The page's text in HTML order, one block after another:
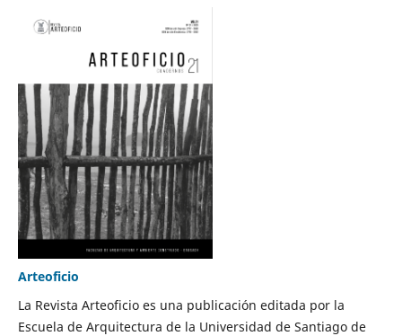
Arteoficio
La Revista Arteoficio es una publicación editada por la
Escuela de Arquitectura de la Universidad de Santiago de